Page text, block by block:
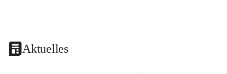
Aktuelles